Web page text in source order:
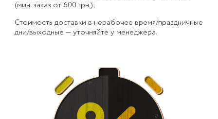
(мин. заказ от 600 грн.);
Стоимость доставки в нерабочее время/праздничные
дни/выходные — уточняйте у менеджера.